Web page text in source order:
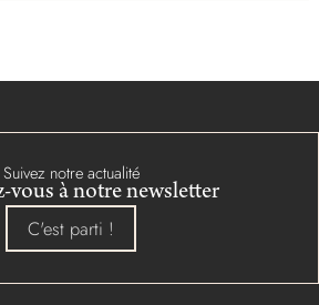
Suivez notre actualité
vous à notre newsletter
C'est parti !